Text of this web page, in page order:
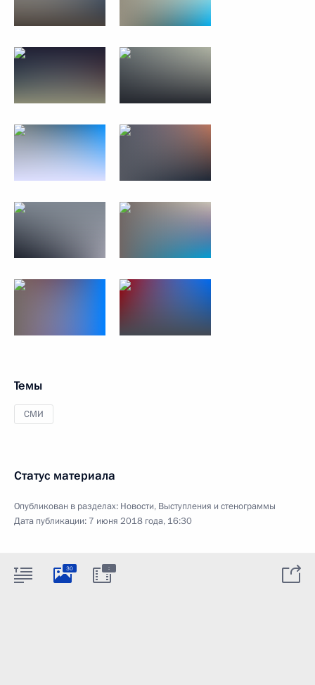
Темы
СМИ
Статус материала
Опубликован в разделах: Новости, Выступления и стенограммы
Дата публикации: 7 июня 2018 года, 16:30
30 :